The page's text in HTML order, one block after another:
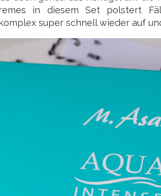
in diesem Set polstert
super schnell wieder auf